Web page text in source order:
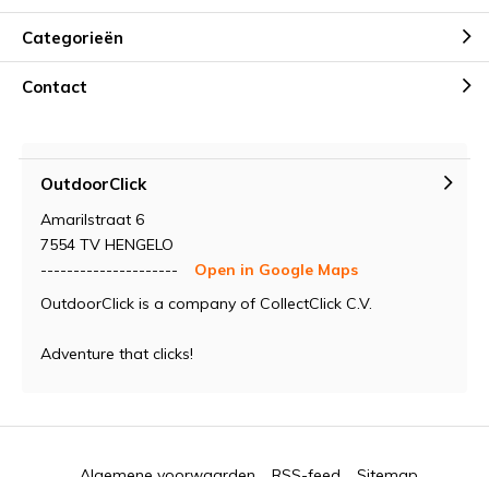
Categorieën
Contact
OutdoorClick
Amarilstraat 6
7554 TV HENGELO
---------------------
Open in Google Maps
OutdoorClick is a company of CollectClick C.V.
Adventure that clicks!